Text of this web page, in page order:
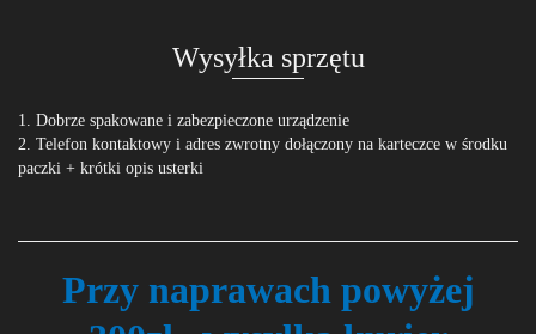
Wysyłka sprzętu
1. Dobrze spakowane i zabezpieczone urządzenie
2. Telefon kontaktowy i adres zwrotny dołączony na karteczce w środku
paczki + krótki opis usterki
Przy naprawach powyżej